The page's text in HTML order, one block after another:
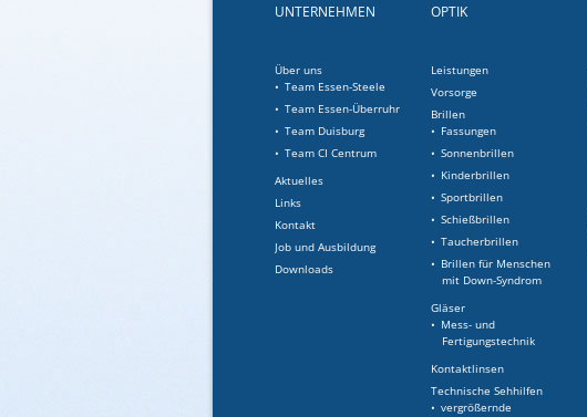
UNTERNEHMEN
Über uns
Team Essen-Steele
Team Essen-Überruhr
Team Duisburg
Team CI Centrum
Aktuelles
Links
Kontakt
Job und Ausbildung
Downloads
OPTIK
Leistungen
Vorsorge
Brillen
Fassungen
Sonnenbrillen
Kinderbrillen
Sportbrillen
Schießbrillen
Taucherbrillen
Brillen für Menschen
mit Down-Syndrom
Gläser
Mess- und
Fertigungstechnik
Kontaktlinsen
Technische Sehhilfen
vergrößernde